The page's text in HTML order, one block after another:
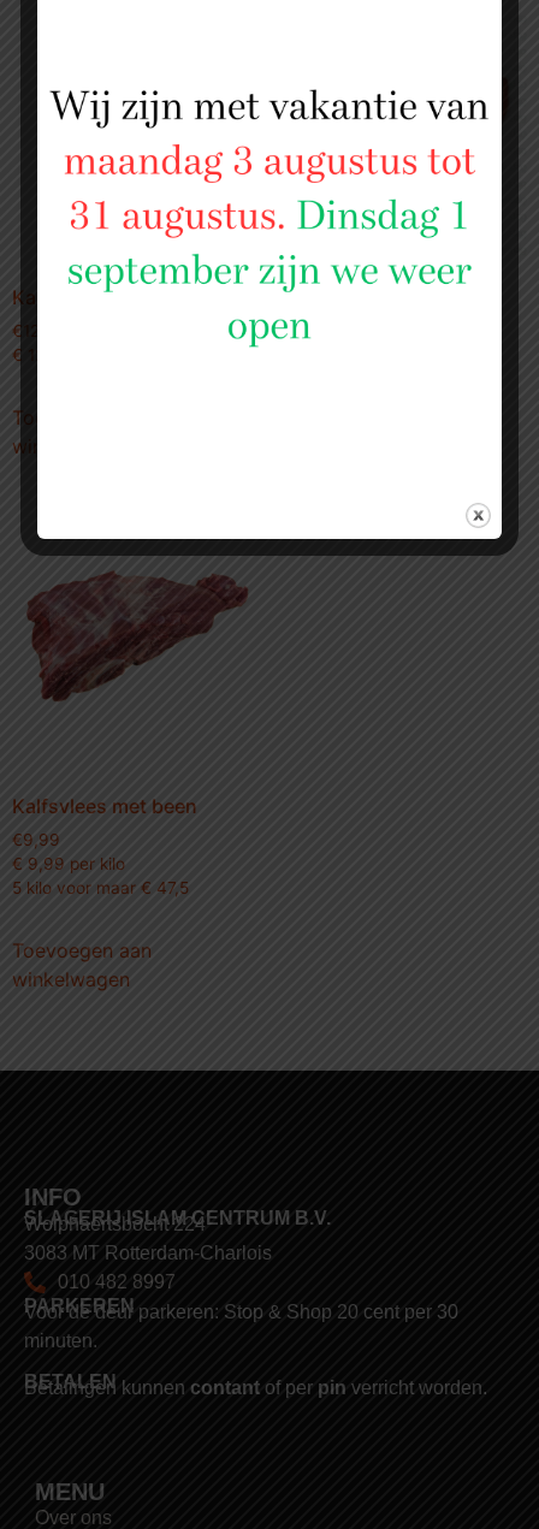
Kalfs staarten
€
12,99
€ 12,99 per kilo
Toevoegen aan
winkelwagen
Kalfshaas
€ 29,99
Kalfsvlees met been
€9,99
€ 9,99 per kilo
5 kilo voor maar € 47,5
Toevoegen aan
winkelwagen
INFO
SLAGERIJ ISLAM CENTRUM B.V.
Wolphaertsbocht 224
3083 MT Rotterdam-Charlois
010 482 8997
PARKEREN
Voor de deur parkeren: Stop & Shop 20 cent per 30
minuten.
BETALEN
Betalingen kunnen contant of per pin verricht worden.
MENU
Over ons